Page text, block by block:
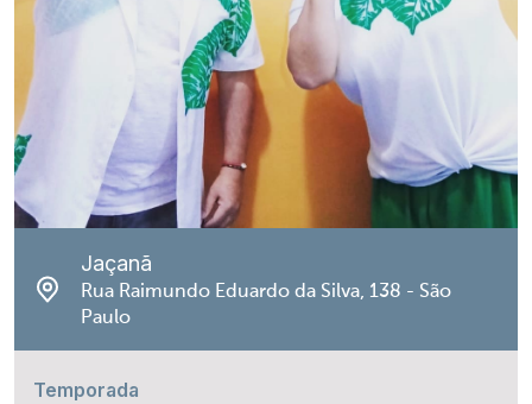
Jaçanã
Rua Raimundo Eduardo da Silva, 138 - São
Paulo
Temporada